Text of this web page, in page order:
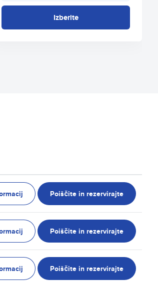
Izberite
Poiščite in rezervirajte
Poiščite in rezervirajte
Poiščite in rezervirajte